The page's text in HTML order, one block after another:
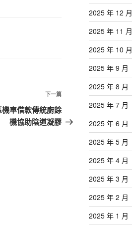
下
一
篇
下一篇
車借款傳統廚餘
機協助陰道凝膠
2025 年 12 月
2025 年 11 月
2025 年 10 月
2025 年 9 月
2025 年 8 月
2025 年 7 月
2025 年 6 月
2025 年 5 月
2025 年 4 月
2025 年 3 月
2025 年 2 月
2025 年 1 月